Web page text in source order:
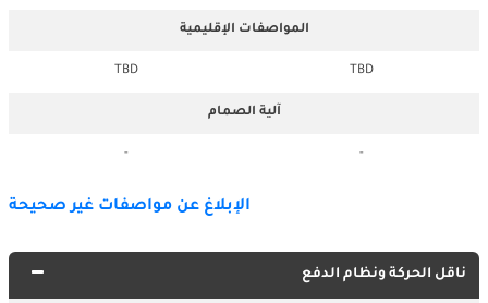
المواصفات الإقليمية
TBD
TBD
آلية الصمام
-
-
الإبلاغ عن مواصفات غير صحيحة
ناقل الحركة ونظام الدفع